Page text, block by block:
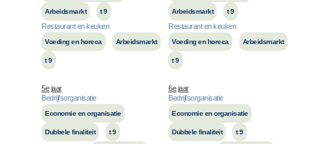
Arbeidsmarkt t 9
Restaurant en keuken
Voeding en horeca Arbeidsmarkt
t 9
Arbeidsmarkt t 9
Restaurant en keuken
Voeding en horeca Arbeidsmarkt
t 9
5e jaar
6e jaar
Bedrijfsorganisatie
Economie en organisatie
Dubbele finaliteit t 9
Bedrijfsorganisatie
Economie en organisatie
Dubbele finaliteit t 9